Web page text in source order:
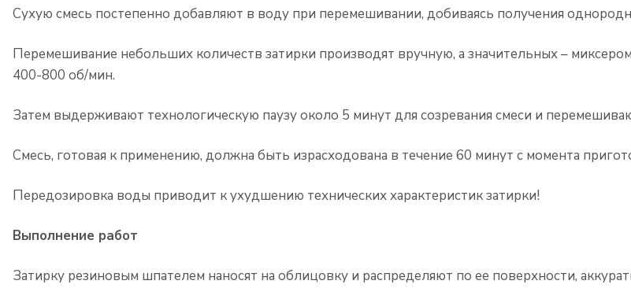
Сухую смесь постепенно добавляют в воду при перемешивании, добиваясь получения
Перемешивание небольших количеств затирки производят вручную, а значительных –
400-800 об/мин.
Затем выдерживают технологическую паузу около 5 минут для созревания смеси и
Смесь, готовая к применению, должна быть израсходована в течение 60 минут с момента
Передозировка воды приводит к ухудшению технических характеристик затирки!
Выполнение работ
Затирку резиновым шпателем наносят на облицовку и распределяют по ее поверхности,